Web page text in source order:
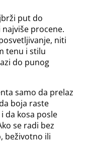
put do
procene.
niti
tenu i stilu
do punog
samo da prelaz
boja raste
da kosa posle
se radi bez
beživotno ili